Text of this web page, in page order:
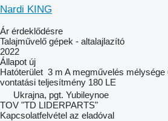
Nardi KING
Ár érdeklődésre
Talajművelő gépek - altalajlazító
2022
Állapot új
Hatóterület 3 m A megművelés mélysége
vontatási teljesítmény 180 LE
Ukrajna, pgt. Yubileynoe
TOV "TD LIDERPARTS"
Kapcsolatfelvétel az eladóval